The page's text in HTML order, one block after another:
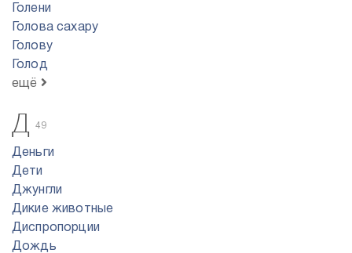
Голени
Голова сахару
Голову
Голод
ещё
Д 49
Деньги
Дети
Джунгли
Дикие животные
Диспропорции
Дождь